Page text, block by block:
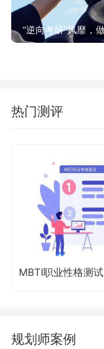
热门测评
MBTI职业性格测试
规划师案例